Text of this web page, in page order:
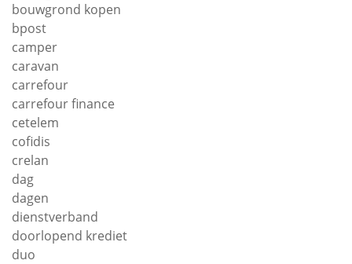
bouwgrond kopen
bpost
camper
caravan
carrefour
carrefour finance
cetelem
cofidis
crelan
dag
dagen
dienstverband
doorlopend krediet
duo